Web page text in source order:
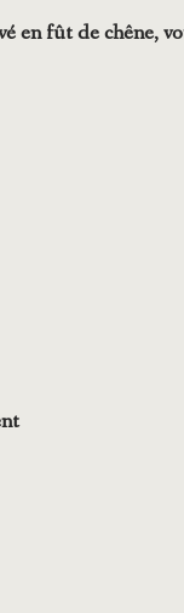
en fût de chêne,